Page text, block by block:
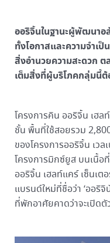
ออริจิ้นในฐานะผู้พัฒนาอ
ทั้งโอกาสและความจำเ
สิ่งอำนวยความสะดวก
เต็มสิ่งที่ผู้บริโภคกลุ่มนี้
โครงการคิน ออริจิ้น เฮล
ชั้น พื้นที่ใช้สอยรวม
ของโครงการออริจิ้น เว
โครงการมิกซ์ยูส บนเนื้อ
ออริจิ้น เฮลท์แคร์ เซ็นเ
แบรนด์ใหม่ที่ชื่อว่า ‘ออริ
ที่พักอาศัยคาดว่าจะเปิดตั